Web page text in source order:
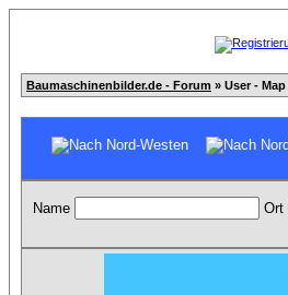
Baumaschinenbilder.de - Forum » User - Map
Name Ort